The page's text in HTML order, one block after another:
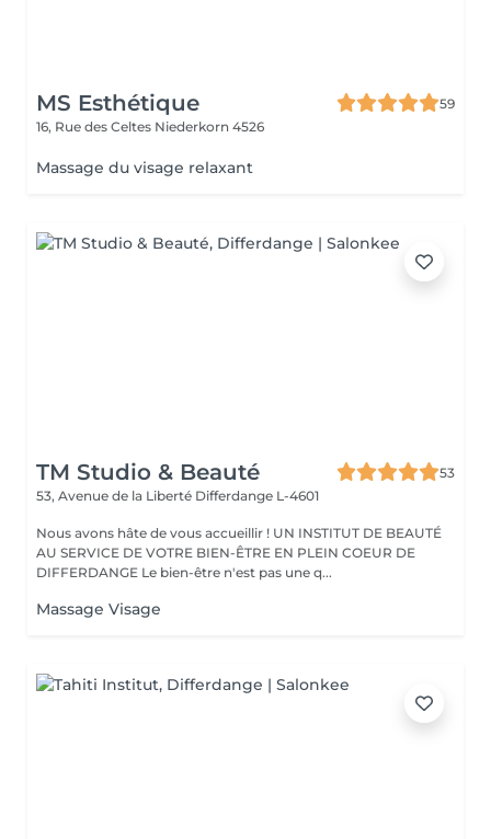
MS Esthétique
59
16, Rue des Celtes Niederkorn 4526
Massage du visage relaxant
TM Studio & Beauté
53
53, Avenue de la Liberté Differdange L-4601
Nous avons hâte de vous accueillir ! UN INSTITUT DE BEAUTÉ
AU SERVICE DE VOTRE BIEN-ÊTRE EN PLEIN COEUR DE
DIFFERDANGE Le bien-être n'est pas une q...
Massage Visage